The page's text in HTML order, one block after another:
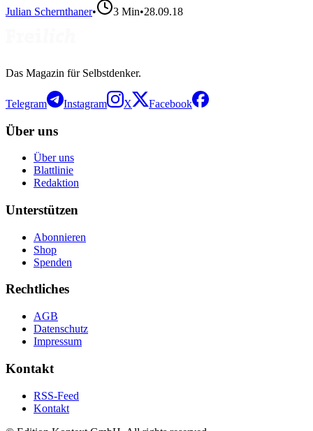
Julian Schernthaner• 3 Min•28.09.18
Das Magazin für Selbstdenker.
Telegram Instagram X Facebook
Über uns
Über uns
Blattlinie
Redaktion
Unterstützen
Abonnieren
Shop
Spenden
Rechtliches
AGB
Datenschutz
Impressum
Kontakt
RSS-Feed
Kontakt